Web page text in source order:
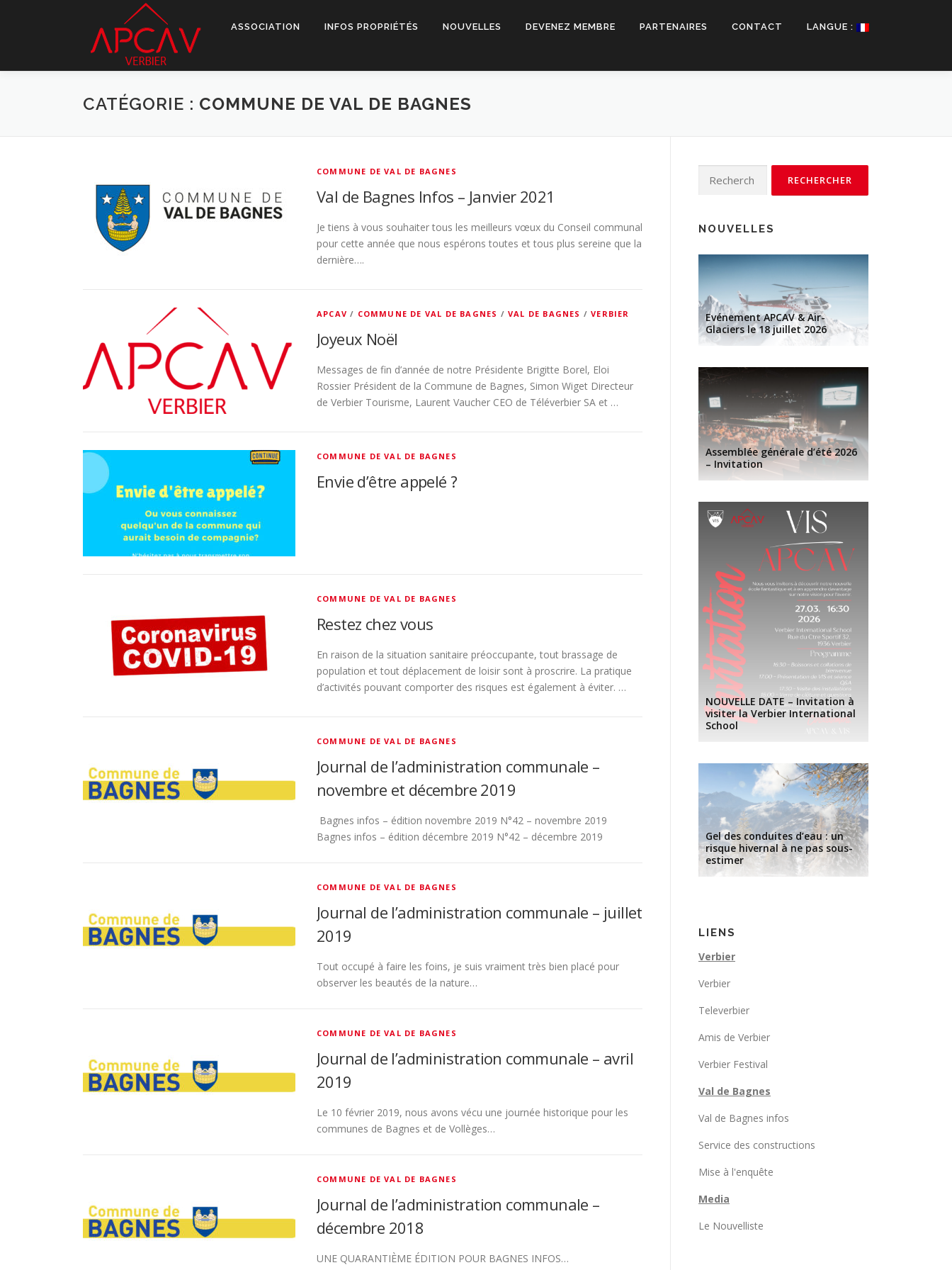
ASSOCIATION INFOS PROPRIÉTÉS NOUVELLES DEVENEZ MEMBRE PARTENAIRES CONTACT LANGUE :
CATÉGORIE : COMMUNE DE VAL DE BAGNES
COMMUNE DE VAL DE BAGNES
Val de Bagnes Infos – Janvier 2021
Je tiens à vous souhaiter tous les meilleurs vœux du Conseil communal
pour cette année que nous espérons toutes et tous plus sereine que la
dernière….
APCAV / COMMUNE DE VAL DE BAGNES /VAL DE BAGNES /VERBIER
Joyeux Noël
Messages de fin d’année de notre Présidente Brigitte Borel, Eloi
Rossier Président de la Commune de Bagnes, Simon Wiget Directeur
de Verbier Tourisme, Laurent Vaucher CEO de Téléverbier SA et …
COMMUNE DE VAL DE BAGNES
Envie d’être appelé ?
COMMUNE DE VAL DE BAGNES
Restez chez vous
En raison de la situation sanitaire préoccupante, tout brassage de
population et tout déplacement de loisir sont à proscrire. La pratique
d’activités pouvant comporter des risques est également à éviter. …
COMMUNE DE VAL DE BAGNES
Journal de l’administration communale –
novembre et décembre 2019
Bagnes infos – édition novembre 2019 N°42 – novembre 2019
Bagnes infos – édition décembre 2019 N°42 – décembre 2019
COMMUNE DE VAL DE BAGNES
Journal de l’administration communale – juillet
2019
Tout occupé à faire les foins, je suis vraiment très bien placé pour
observer les beautés de la nature…
COMMUNE DE VAL DE BAGNES
Journal de l’administration communale – avril
2019
Le 10 février 2019, nous avons vécu une journée historique pour les
communes de Bagnes et de Vollèges…
COMMUNE DE VAL DE BAGNES
Journal de l’administration communale –
décembre 2018
UNE QUARANTIÈME ÉDITION POUR BAGNES INFOS…
NOUVELLES
Evénement APCAV & Air-
Glaciers le 18 juillet 2026
Assemblée générale d’été 2026
– Invitation
NOUVELLE DATE – Invitation à
visiter la Verbier International
School
Gel des conduites d’eau : un
risque hivernal à ne pas sous-
estimer
LIENS
Verbier
Verbier
Televerbier
Amis de Verbier
Verbier Festival
Val de Bagnes
Val de Bagnes infos
Service des constructions
Mise à l'enquête
Media
Le Nouvelliste